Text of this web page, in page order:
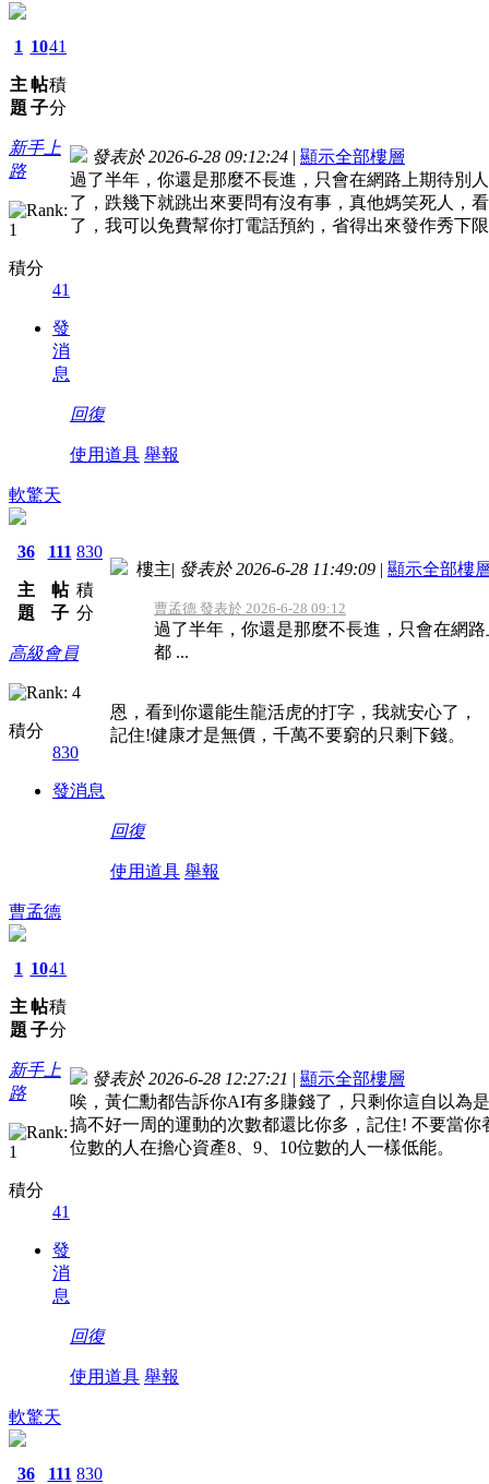
1
主
題
10
帖
子
41
積
分
新手上
路
積分
41
發
消
息
發表於 2026-6-28 09:12:24 | 顯示全部樓層
過了半年，你還是那麼不長進，只會在網路上期待別
了，跌幾下就跳出來要問有沒有事，真他媽笑死人，
了，我可以免費幫你打電話預約，省得出來發作秀下
回復
使用道具 舉報
軟驚天
36
主
題
111
帖
子
830
積
分
高級會員
積分
830
發消息
樓主| 發表於 2026-6-28 11:49:09 | 顯示全部樓
曹孟德 發表於 2026-6-28 09:12
過了半年，你還是那麼不長進，只會在網
都 ...
恩，看到你還能生龍活虎的打字，我就安心了，
記住!健康才是無價，千萬不要窮的只剩下錢。
回復
使用道具 舉報
曹孟德
1
主
題
10
帖
子
41
積
分
新手上
路
積分
41
發
消
息
發表於 2026-6-28 12:27:21 | 顯示全部樓層
唉，黃仁勳都告訴你AI有多賺錢了，只剩你這自以為
搞不好一周的運動的次數都還比你多，記住! 不要當
位數的人在擔心資產8、9、10位數的人一樣低能。
回復
使用道具 舉報
軟驚天
36 111 830